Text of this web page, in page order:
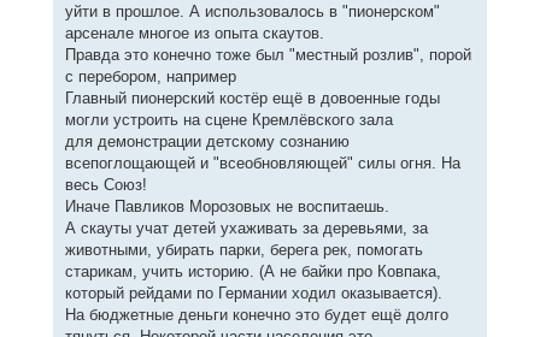
уйти в прошлое. А использовалось в "пионерском"
арсенале многое из опыта скаутов.
Правда это конечно тоже был "местный розлив", порой
с перебором, например
Главный пионерский костёр ещё в довоенные годы
могли устроить на сцене Кремлёвского зала
для демонстрации детскому сознанию
всепоглощающей и "всеобновляющей" силы огня. На
весь Союз!
Иначе Павликов Морозовых не воспитаешь.
А скауты учат детей ухаживать за деревьями, за
животными, убирать парки, берега рек, помогать
старикам, учить историю. (А не байки про Ковпака,
который рейдами по Германии ходил оказывается).
На бюджетные деньги конечно это будет ещё долго